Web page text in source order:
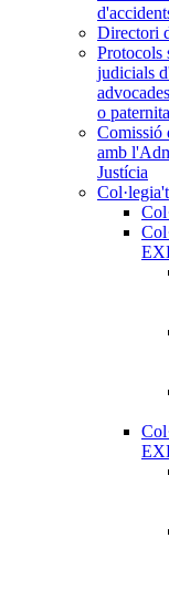
Directori
Protocols
judicials
o
Comissió
amb
Justícia
Col·legia't